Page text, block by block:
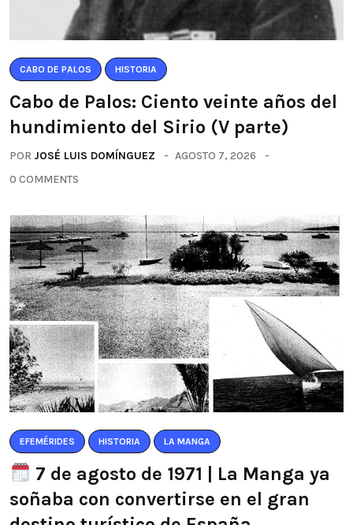
CABO DE PALOS HISTORIA
Cabo de Palos: Ciento veinte años del
hundimiento del Sirio (V parte)
POR JOSÉ LUIS DOMÍNGUEZ
AGOSTO 7, 2026
0 COMMENTS
EFEMÉRIDES HISTORIA LA MANGA
7 de agosto de 1971 | La Manga ya
soñaba con convertirse en el gran